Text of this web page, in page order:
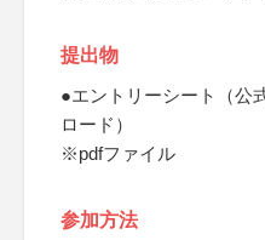
提出物
●エントリーシート（公
ロード）
※pdfファイル
参加方法